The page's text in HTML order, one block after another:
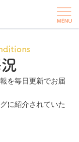
を毎日更新でお届
に紹介されていた